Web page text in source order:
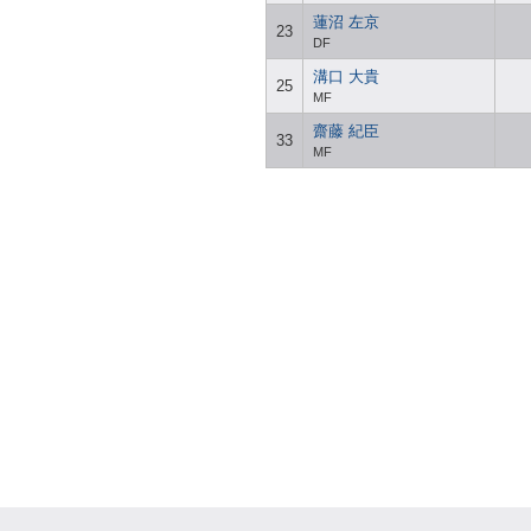
23
蓮沼 左京
DF
25
溝口 大貴
MF
33
齋藤 紀臣
MF